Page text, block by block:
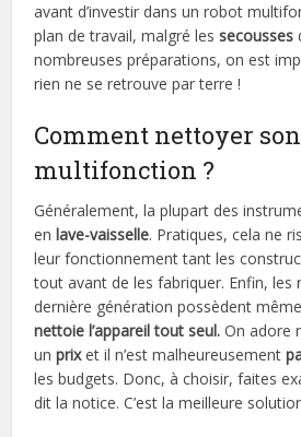
avant d’investir dans un robot
plan de travail, malgré lessecousses
nombreuses préparations, on est
rien ne se retrouve par terre !
Comment nettoyer
multifonction ?
Généralement, la plupart des
en lave-vaisselle. Pratiques, cela ne
leur fonctionnement tant les
tout avant de les fabriquer. Enfin,
dernière génération possèdent
nettoie l’appareil tout seul. On adore
unprixet il n’est malheureusement
les budgets. Donc, à choisir, faites
dit la notice. C’est la meilleure